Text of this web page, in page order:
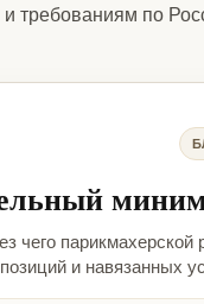
и требованиям по
чего парикмахерской
и навязанных